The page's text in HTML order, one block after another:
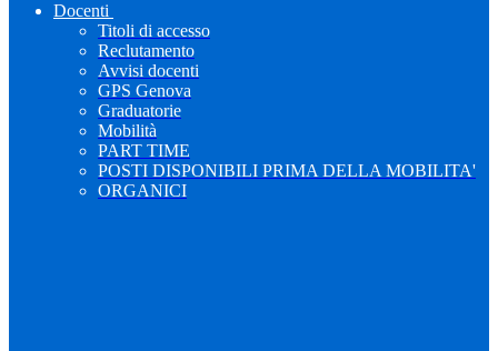
Docenti
Titoli di accesso
Reclutamento
Avvisi docenti
GPS Genova
Graduatorie
Mobilità
PART TIME
POSTI DISPONIBILI PRIMA DELLA MOBILITA'
ORGANICI